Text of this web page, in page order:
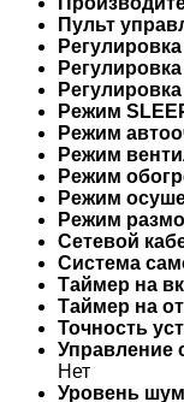
Пульт
Режим
Режим
Режим
Режим
Режим
Режим
Сетевой
Система
Таймер на
Таймер на
Точность
Управление
Нет
Уровень